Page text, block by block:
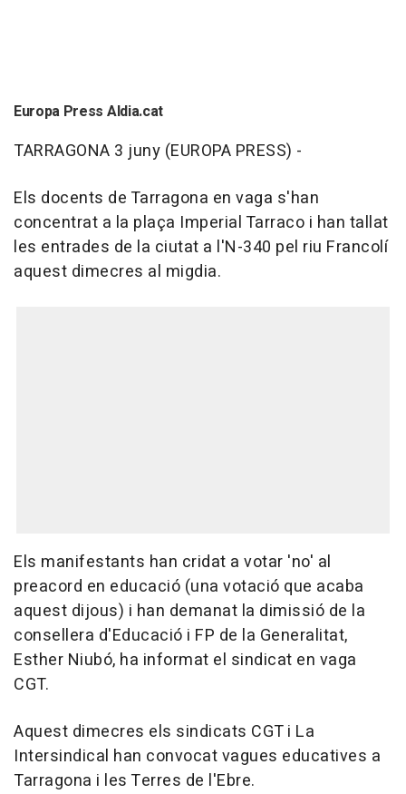
Europa Press Aldia.cat
TARRAGONA 3 juny (EUROPA PRESS) -
Els docents de Tarragona en vaga s'han
concentrat a la plaça Imperial Tarraco i han tallat
les entrades de la ciutat a l'N-340 pel riu Francolí
aquest dimecres al migdia.
Els manifestants han cridat a votar 'no' al
preacord en educació (una votació que acaba
aquest dijous) i han demanat la dimissió de la
consellera d'Educació i FP de la Generalitat,
Esther Niubó, ha informat el sindicat en vaga
CGT.
Aquest dimecres els sindicats CGT i La
Intersindical han convocat vagues educatives a
Tarragona i les Terres de l'Ebre.